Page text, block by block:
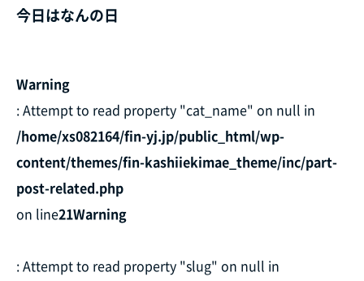
今日はなんの日
Warning
: Attempt to read property "cat_name" on null in
/home/xs082164/fin-yj.jp/public_html/wp-
content/themes/fin-kashiiekimae_theme/inc/part-
post-related.php
on line21Warning
: Attempt to read property "slug" on null in